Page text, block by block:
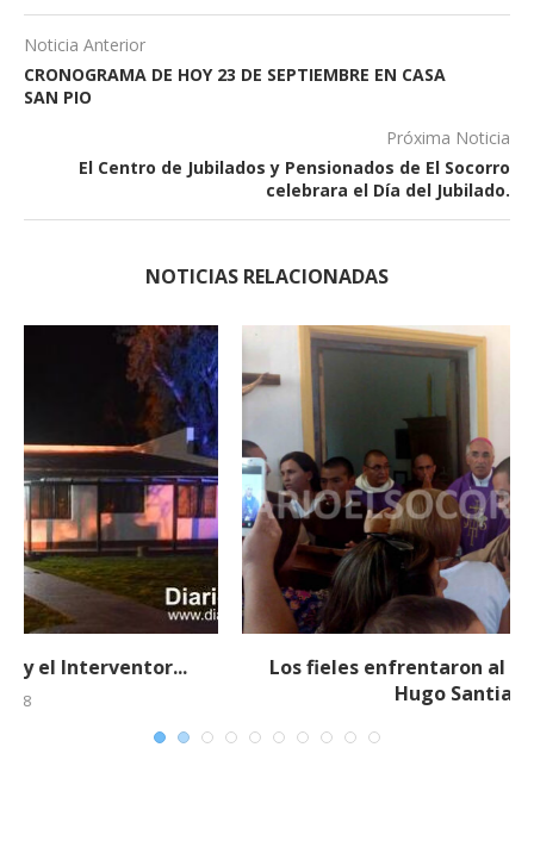
Noticia Anterior
CRONOGRAMA DE HOY 23 DE SEPTIEMBRE EN CASA
SAN PIO
Próxima Noticia
El Centro de Jubilados y Pensionados de El Socorro
celebrara el Día del Jubilado.
NOTICIAS RELACIONADAS
Los fieles enfrentaron al Obispo Monseñor